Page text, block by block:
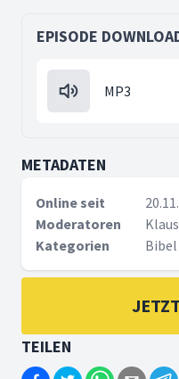
EPISODE
MP3
METADATEN
Online seit
Moderatoren
Kategorien
Bibel
TEILEN